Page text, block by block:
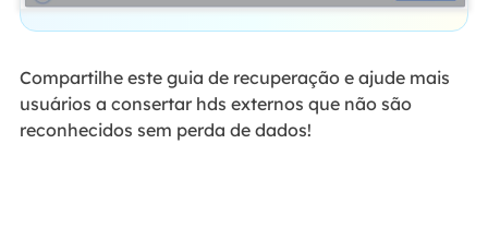
Compartilhe este guia de recuperação e ajude mais
usuários a consertar hds externos que não são
reconhecidos sem perda de dados!